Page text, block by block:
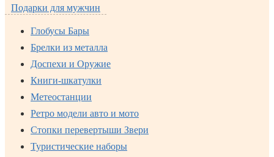
Подарки для мужчин
Глобусы Бары
Брелки из металла
Доспехи и Оружие
Книги-шкатулки
Метеостанции
Ретро модели авто и мото
Стопки перевертыши Звери
Туристические наборы